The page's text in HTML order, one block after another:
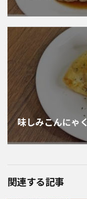
味しみこんにゃ
関連する記事